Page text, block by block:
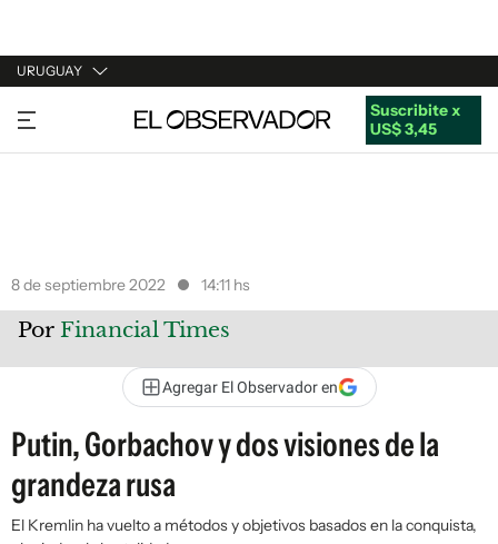
URUGUAY
URUGUAY
ARGENTINA
Suscribite x
US$ 3,45
8 de septiembre 2022 14:11 hs
Por Financial Times
Agregar El Observador en
Putin, Gorbachov y dos visiones de la
grandeza rusa
El Kremlin ha vuelto a métodos y objetivos basados en la conquista,